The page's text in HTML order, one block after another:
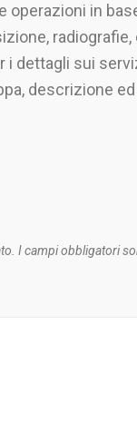
operazioni in
i dettagli sui
descrizione
I campi obbligatori